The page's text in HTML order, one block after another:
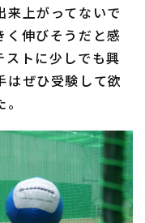
来上がってないで
く伸びそうだと感
ストに少しでも興
はぜひ受験して欲